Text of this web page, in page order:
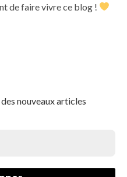
de faire vivre ce blog !
nouveaux articles